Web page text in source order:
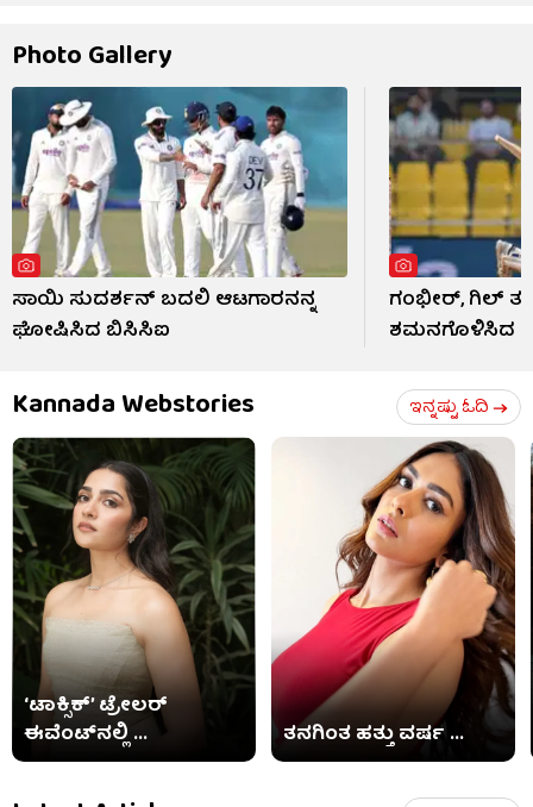
Photo Gallery
ಸಾಯಿ ಸುದರ್ಶನ್ ಬದಲಿ ಆಟಗಾರನನ್ನ
ಘೋಷಿಸಿದ ಬಿಸಿಸಿಐ
ಗಂಭೀರ್, ಗಿಲ್
ಶಮನಗೊಳಿಸಿದ
Kannada Webstories ಇನ್ನಷ್ಟು ಓದಿ
‘ಟಾಕ್ಸಿಕ್’ ಟ್ರೇಲರ್
ಈವೆಂಟ್​​ನಲ್ಲಿ ...
ತನಗಿಂತ ಹತ್ತು ವರ್ಷ ...